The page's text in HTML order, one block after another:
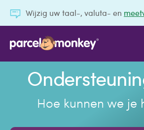
Wijzig uw taal-, valuta- en
Hoe kunnen we je